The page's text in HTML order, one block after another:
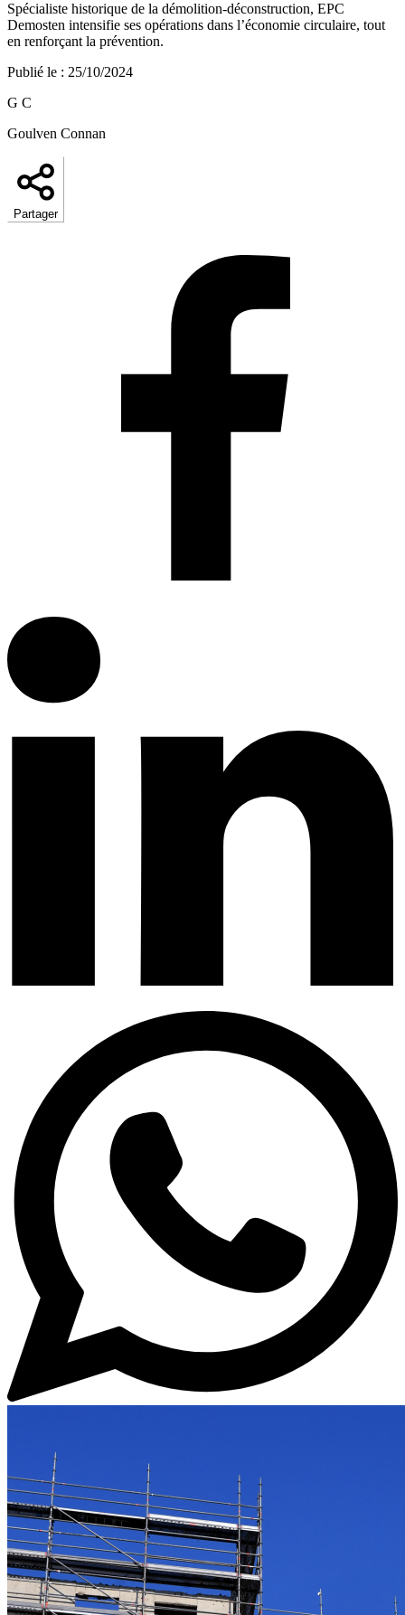
Spécialiste historique de la démolition-déconstruction, EPC
Demosten intensifie ses opérations dans l’économie circulaire, tout
en renforçant la prévention.
Publié le : 25/10/2024
G C
Goulven Connan
Partager